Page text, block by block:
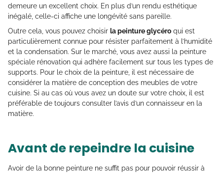
demeure un excellent choix. En plus d’un rendu esthétique
inégalé, celle-ci affiche une longévité sans pareille.
Outre cela, vous pouvez choisir la peinture glycéro qui est
particulièrement connue pour résister parfaitement à l’humidité
et la condensation. Sur le marché, vous avez aussi la peinture
spéciale rénovation qui adhère facilement sur tous les types de
supports. Pour le choix de la peinture, il est nécessaire de
considérer la matière de conception des meubles de votre
cuisine. Si au cas où vous avez un doute sur votre choix, il est
préférable de toujours consulter l’avis d’un connaisseur en la
matière.
Avant de repeindre la cuisine
Avoir de la bonne peinture ne suffit pas pour pouvoir réussir à